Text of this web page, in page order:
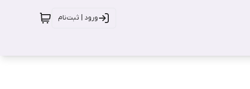
ورود | ثبت‌نام